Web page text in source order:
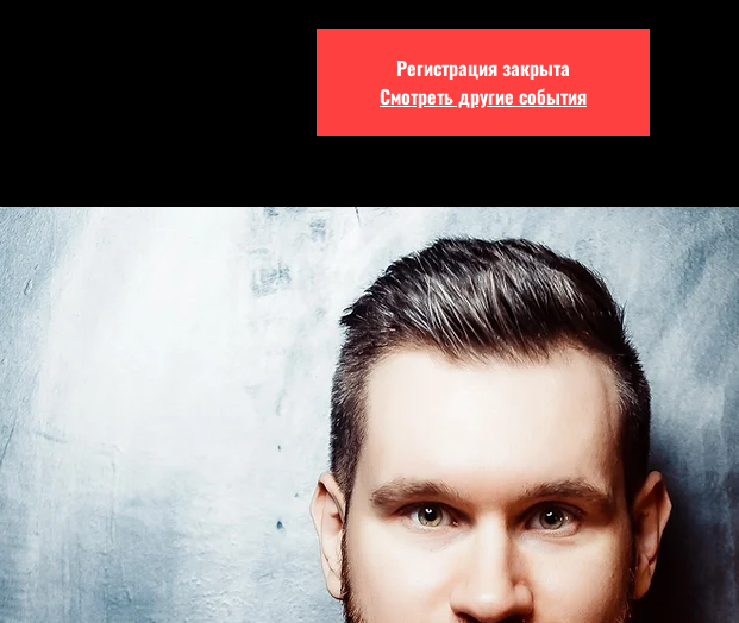
Регистрация закрыта
Смотреть другие события